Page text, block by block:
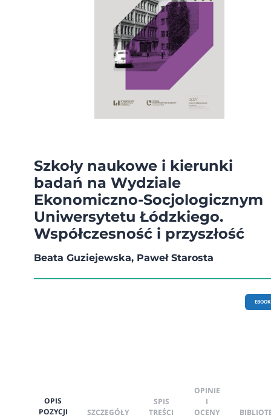
Szkoły naukowe i kierunki
badań na Wydziale
Ekonomiczno-Socjologicznym
Uniwersytetu Łódzkiego.
Współczesność i przyszłość
Beata Guziejewska, Paweł Starosta
EBOOK
OPIS
POZYCJI
SZCZEGÓŁY
SPIS
TREŚCI
OPINIE
I
OCENY